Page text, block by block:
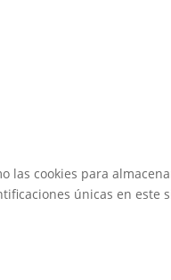
las cookies para
únicas en